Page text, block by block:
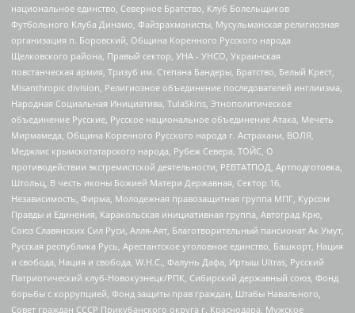
национальное единство, Северное Братство, Клуб Болельщиков
Футбольного Клуба Динамо, Файзрахманисты, Мусульманская религиозная
организация п. Боровский, Община Коренного Русского народа
Щелковского района, Правый сектор, УНА - УНСО, Украинская
повстанческая армия, Тризуб им. Степана Бандеры, Братство, Белый Крест,
Misanthropic division, Религиозное объединение последователей инглиизма,
Народная Социальная Инициатива, TulaSkins, Этнополитическое
объединение Русские, Русское национальное объединение Атака, Мечеть
Мирмамеда, Община Коренного Русского народа г. Астрахани, ВОЛЯ,
Меджлис крымскотатарского народа, Рубеж Севера, ТОЙС, О
противодействии экстремистской деятельности, РЕВТАТПОД, Артподготовка,
Штольц, В честь иконы Божией Матери Державная, Сектор 16,
Независимость, Фирма, Молодежная правозащитная группа МПГ, Курсом
Правды и Единения, Каракольская инициативная группа, Автоград Крю,
Союз Славянских Сил Руси, Алля-Аят, Благотворительный пансионат Ак Умут,
Русская республика Русь, Арестантское уголовное единство, Башкорт, Нация
и свобода, Нация и свобода, W.H.С., Фалунь Дафа, Иртыш Ultras, Русский
Патриотический клуб-Новокузнецк/РПК, Сибирский державный союз, Фонд
борьбы с коррупцией, Фонд защиты прав граждан, Штабы Навального,
Совет граждан СССР Прикубанского округа г. Краснодара, Мужское